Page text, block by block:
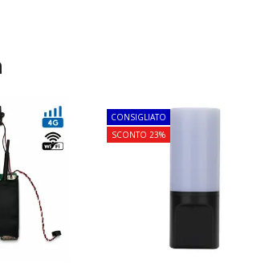
CONSIGLIATO
SCONTO 23%